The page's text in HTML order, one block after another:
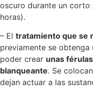
oscuro durante un
horas).
– El tratamiento que se
previamente se
poder crear unas
blanqueante. Se
dejan actuar a las